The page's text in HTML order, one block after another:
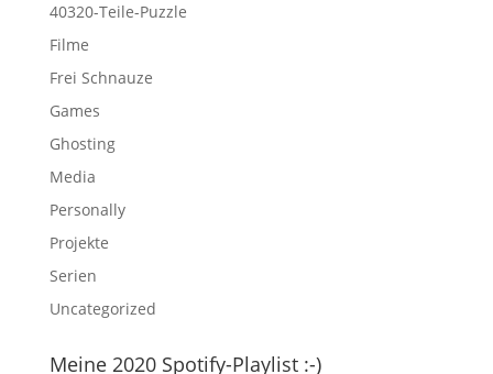
40320-Teile-Puzzle
Filme
Frei Schnauze
Games
Ghosting
Media
Personally
Projekte
Serien
Uncategorized
Meine 2020 Spotify-Playlist :-)